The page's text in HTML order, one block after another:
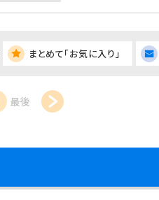
まとめて「お気に入り」
最後